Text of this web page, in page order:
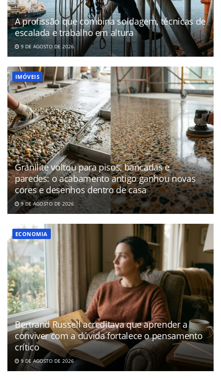
A profissão que combina soldagem, técnicas de
escalada e trabalho em altura
9 DE AGOSTO DE 2026
IMÓVEIS
Granilite voltou para pisos, bancadas e
paredes: o acabamento antigo ganhou novas
cores e desenhos dentro de casa
9 DE AGOSTO DE 2026
ECONOMIA
Bertrand Russell acreditava que aprender a
conviver com a dúvida fortalece o pensamento
crítico
9 DE AGOSTO DE 2026